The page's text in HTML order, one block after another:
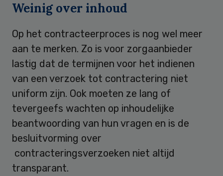
Weinig over inhoud
Op het contracteerproces is nog wel meer
aan te merken. Zo is voor zorgaanbieder
lastig dat de termijnen voor het indienen
van een verzoek tot contractering niet
uniform zijn. Ook moeten ze lang of
tevergeefs wachten op inhoudelijke
beantwoording van hun vragen en is de
besluitvorming over
contracteringsverzoeken niet altijd
transparant.